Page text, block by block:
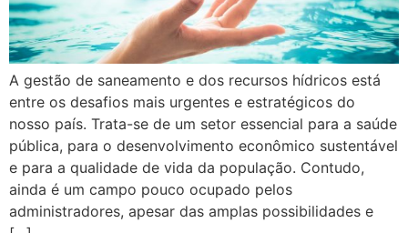
A gestão de saneamento e dos recursos hídricos está
entre os desafios mais urgentes e estratégicos do
nosso país. Trata-se de um setor essencial para a saúde
pública, para o desenvolvimento econômico sustentável
e para a qualidade de vida da população. Contudo,
ainda é um campo pouco ocupado pelos
administradores, apesar das amplas possibilidades e